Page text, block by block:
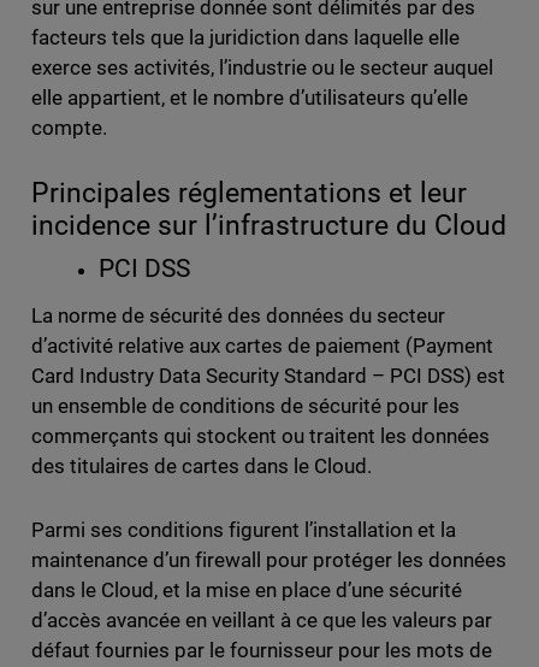
sur une entreprise donnée sont délimités par des
facteurs tels que la juridiction dans laquelle elle
exerce ses activités, l’industrie ou le secteur auquel
elle appartient, et le nombre d’utilisateurs qu’elle
compte.
Principales réglementations et leur
incidence sur l’infrastructure du Cloud
PCI DSS
La norme de sécurité des données du secteur
d’activité relative aux cartes de paiement (Payment
Card Industry Data Security Standard – PCI DSS) est
un ensemble de conditions de sécurité pour les
commerçants qui stockent ou traitent les données
des titulaires de cartes dans le Cloud.
Parmi ses conditions figurent l’installation et la
maintenance d’un firewall pour protéger les données
dans le Cloud, et la mise en place d’une sécurité
d’accès avancée en veillant à ce que les valeurs par
défaut fournies par le fournisseur pour les mots de